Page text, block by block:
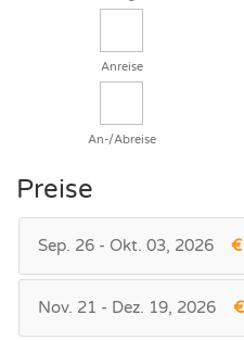
Anreise
An-/Abreise
Preise
Sep. 26 - Okt. 03, 2026 €
Nov. 21 - Dez. 19, 2026